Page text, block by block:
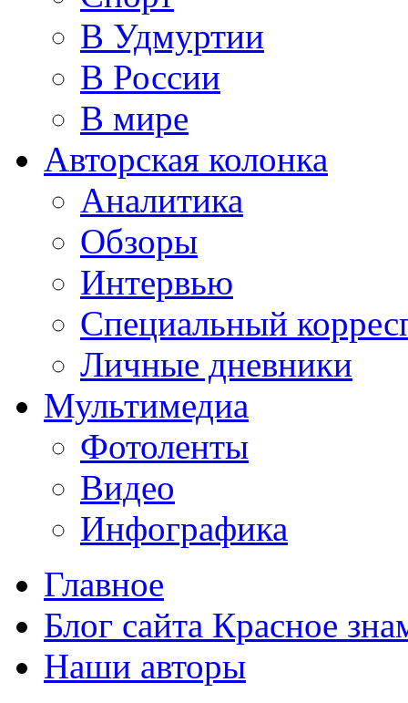
В Удмуртии
В России
В мире
Авторская колонка
Аналитика
Обзоры
Интервью
Специальный
Личные дневники
Мультимедиа
Фотоленты
Видео
Инфографика
Главное
Блог сайта Красное
Наши авторы